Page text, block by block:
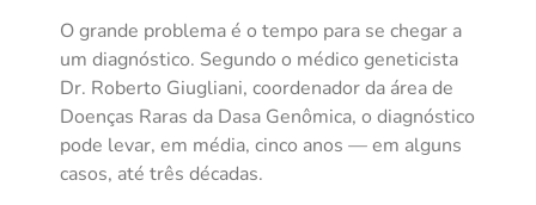
O grande problema é o tempo para se chegar a
um diagnóstico. Segundo o médico geneticista
Dr. Roberto Giugliani, coordenador da área de
Doenças Raras da Dasa Genômica, o diagnóstico
pode levar, em média, cinco anos — em alguns
casos, até três décadas.